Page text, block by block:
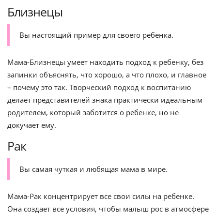
Близнецы
Вы настоящий пример для своего ребенка.
Мама-Близнецы умеет находить подход к ребенку, без
запинки объяснять, что хорошо, а что плохо, и главное
– почему это так. Творческий подход к воспитанию
делает представителей знака практически идеальным
родителем, который заботится о ребенке, но не
докучает ему.
Рак
Вы самая чуткая и любящая мама в мире.
Мама-Рак концентрирует все свои силы на ребенке.
Она создает все условия, чтобы малыш рос в атмосфере